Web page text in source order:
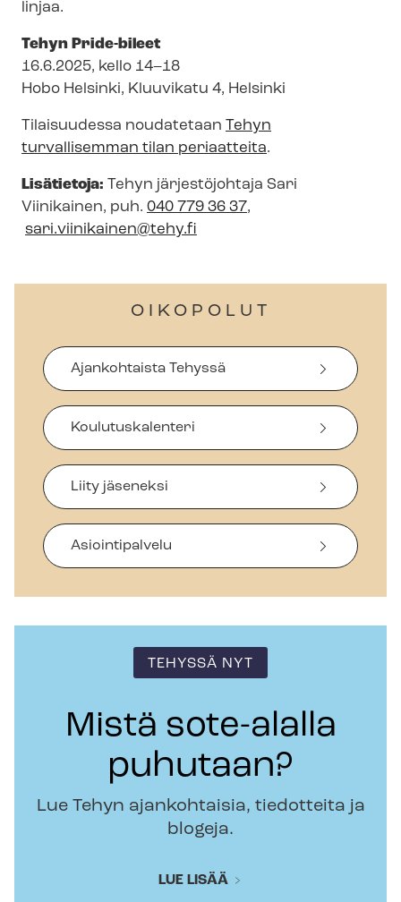
linjaa.
Tehyn Pride-bileet
16.6.2025, kello 14–18
Hobo Helsinki, Kluuvikatu 4, Helsinki
Tilaisuudessa noudatetaan Tehyn
turvallisemman tilan periaatteita.
Lisätietoja: Tehyn järjestöjohtaja Sari
Viinikainen, puh. 040 779 36 37,
sari.viinikainen@tehy.fi
OIKOPOLUT
Ajankohtaista Tehyssä
Koulutuskalenteri
Liity jäseneksi
Asiointipalvelu
TEHYSSÄ NYT
Mistä sote-alalla
puhutaan?
Lue Tehyn ajankohtaisia, tiedotteita ja
blogeja.
LUE LISÄÄ